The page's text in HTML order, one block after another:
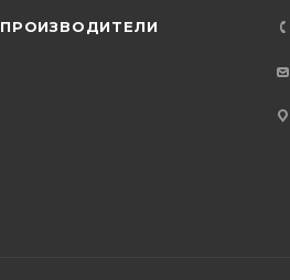
ПРОИЗВОДИТЕЛИ